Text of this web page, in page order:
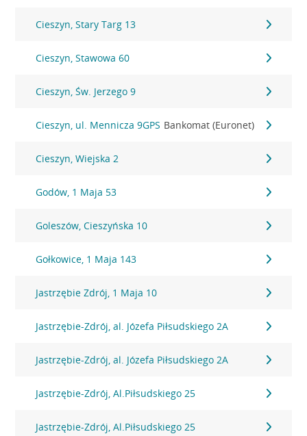
Cieszyn, Stary Targ 13
Cieszyn, Stawowa 60
Cieszyn, Św. Jerzego 9
Cieszyn, ul. Mennicza 9GPS Bankomat (Euronet)
Cieszyn, Wiejska 2
Godów, 1 Maja 53
Goleszów, Cieszyńska 10
Gołkowice, 1 Maja 143
Jastrzębie Zdrój, 1 Maja 10
Jastrzębie-Zdrój, al. Józefa Piłsudskiego 2A
Jastrzębie-Zdrój, al. Józefa Piłsudskiego 2A
Jastrzębie-Zdrój, Al.Piłsudskiego 25
Jastrzębie-Zdrój, Al.Piłsudskiego 25